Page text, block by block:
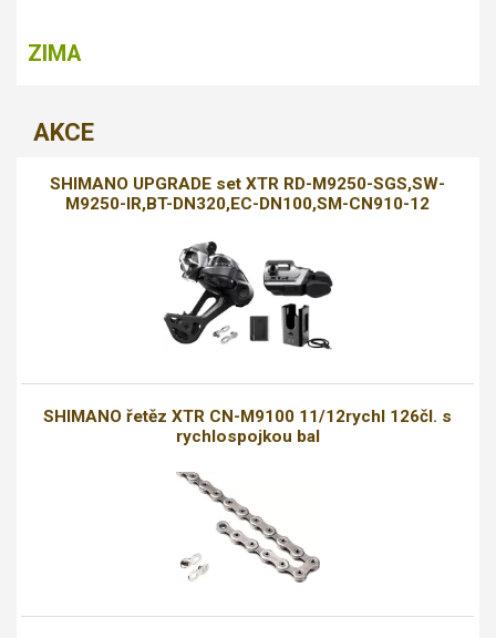
ZIMA
AKCE
SHIMANO UPGRADE set XTR RD-M9250-SGS,SW-
M9250-IR,BT-DN320,EC-DN100,SM-CN910-12
SHIMANO řetěz XTR CN-M9100 11/12rychl 126čl. s
rychlospojkou bal